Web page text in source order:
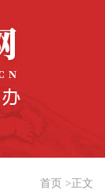
首页 > 正文